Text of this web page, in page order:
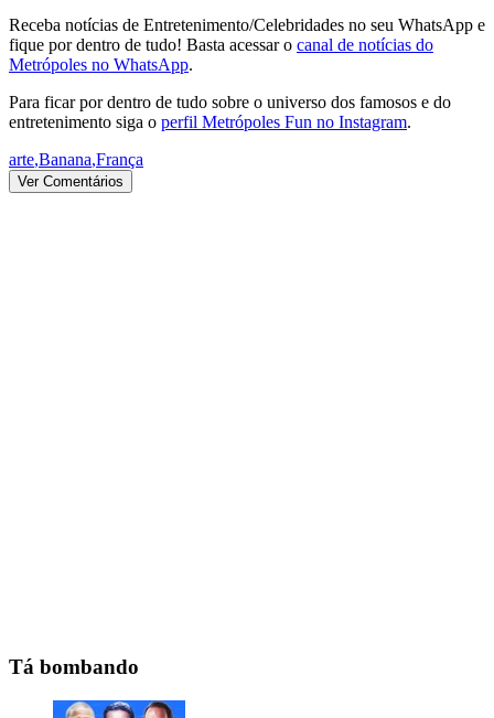
Receba notícias de Entretenimento/Celebridades no seu WhatsApp e
fique por dentro de tudo! Basta acessar o canal de notícias do
Metrópoles no WhatsApp.
Para ficar por dentro de tudo sobre o universo dos famosos e do
entretenimento siga o perfil Metrópoles Fun no Instagram.
arte,Banana,França
Ver Comentários
Tá bombando